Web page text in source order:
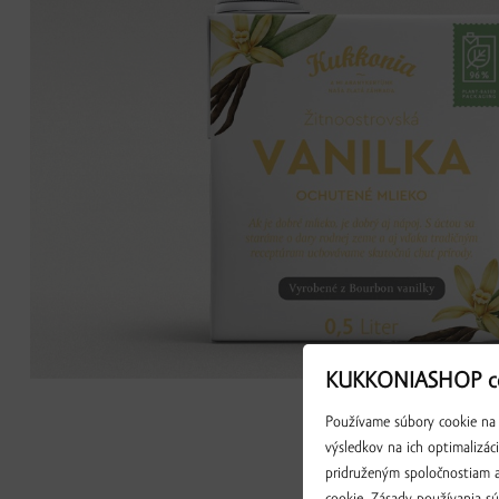
KUKKONIASHOP
Používame súbory cookie
výsledkov na ich
pridruženým